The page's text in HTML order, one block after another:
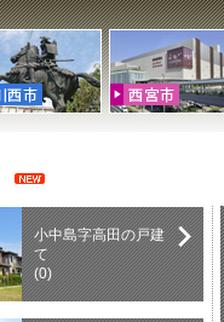
小中島字高田の戸建
て
(0)